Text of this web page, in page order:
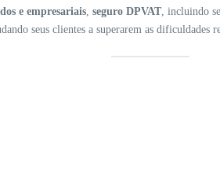
e empresariais, seguro DPVAT, incluindo
seus clientes a superarem as dificuldades